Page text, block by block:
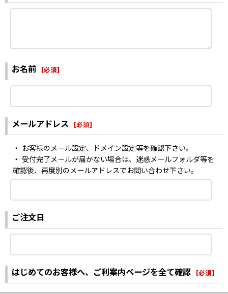
お名前 [必須]
メールアドレス [必須]
・ お客様のメール設定、ドメイン設定等を確認下さい。
・ 受付完了メールが届かない場合は、迷惑メールフォルダ等を
確認後、再度別のメールアドレスでお問い合わせ下さい。
ご注文日
はじめてのお客様へ、ご利案内ページを全て確認 [必須]